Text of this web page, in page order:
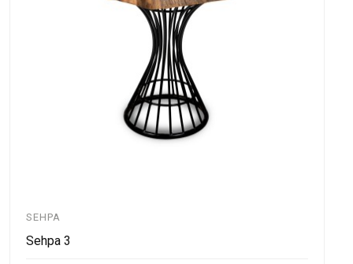
SEHPA
Sehpa 3